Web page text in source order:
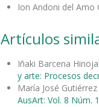
Ion Andoni del Amo
Artículos
Iñaki Barcena
y arte: Procesos
María José
AusArt: Vol. 8 Núm.